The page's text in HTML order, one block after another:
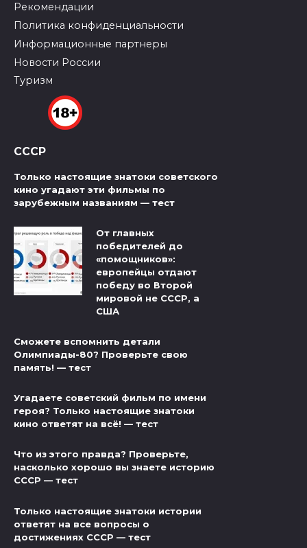
Рекомендации
Политика конфиденциальности
Информационные партнеры
Новости России
Туризм
СССР
Только настоящие знатоки советского
кино угадают эти фильмы по
зарубежным названиям — тест
От главных
победителей до
«помощников»:
европейцы отдают
победу во Второй
мировой не СССР, а
США
Сможете вспомнить детали
Олимпиады-80? Проверьте свою
память! — тест
Угадаете советский фильм по имени
героя? Только настоящие знатоки
кино ответят на всё! — тест
Что из этого правда? Проверьте,
насколько хорошо вы знаете историю
СССР — тест
Только настоящие знатоки истории
ответят на все вопросы о
достижениях СССР — тест